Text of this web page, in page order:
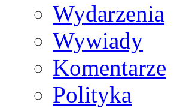
Wydarzenia
Wywiady
Komentarze
Polityka